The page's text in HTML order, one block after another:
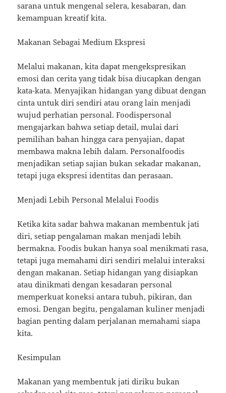
sarana untuk mengenal selera, kesabaran, dan
kemampuan kreatif kita.
Makanan Sebagai Medium Ekspresi
Melalui makanan, kita dapat mengekspresikan
emosi dan cerita yang tidak bisa diucapkan dengan
kata-kata. Menyajikan hidangan yang dibuat dengan
cinta untuk diri sendiri atau orang lain menjadi
wujud perhatian personal. Foodispersonal
mengajarkan bahwa setiap detail, mulai dari
pemilihan bahan hingga cara penyajian, dapat
membawa makna lebih dalam. Personalfoodis
menjadikan setiap sajian bukan sekadar makanan,
tetapi juga ekspresi identitas dan perasaan.
Menjadi Lebih Personal Melalui Foodis
Ketika kita sadar bahwa makanan membentuk jati
diri, setiap pengalaman makan menjadi lebih
bermakna. Foodis bukan hanya soal menikmati rasa,
tetapi juga memahami diri sendiri melalui interaksi
dengan makanan. Setiap hidangan yang disiapkan
atau dinikmati dengan kesadaran personal
memperkuat koneksi antara tubuh, pikiran, dan
emosi. Dengan begitu, pengalaman kuliner menjadi
bagian penting dalam perjalanan memahami siapa
kita.
Kesimpulan
Makanan yang membentuk jati diriku bukan